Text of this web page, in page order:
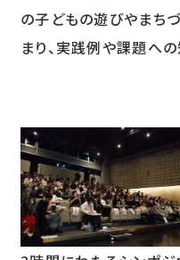
の子どもの遊びやまち
まり、実践例や課題へ